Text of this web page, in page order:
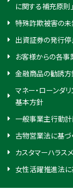
に関する補充原則
特殊詐欺被害の
出資証券の発行停
お客様からの各事
金融商品の勧誘方
マネー・ローンダ
基本方針
一般事業主行動計
古物営業法に基づ
カスタマーハラス
女性活躍推進法に